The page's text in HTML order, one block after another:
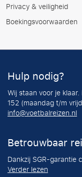
Privacy & veiligheid
Boekingsvoorwaarden
Hulp nodig?
Wij staan voor je
152 (maandag t/m
info@voetbalreizen.nl
Betrouwbaar
Dankzij SGR-garantie
Verder lezen